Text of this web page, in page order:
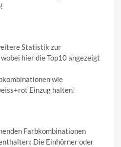
Statistik zur
hier die Top10 angezeigt
wie
Einzug halten!
Farbkombinationen
Die Einhörner oder